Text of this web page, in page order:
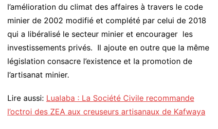
l’amélioration du climat des affaires à travers le code
minier de 2002 modifié et complété par celui de 2018
qui a libéralisé le secteur minier et encourager les
investissements privés. Il ajoute en outre que la même
législation consacre l’existence et la promotion de
l’artisanat minier.
Lire aussi: Lualaba : La Société Civile recommande
l’octroi des ZEA aux creuseurs artisanaux de Kafwaya